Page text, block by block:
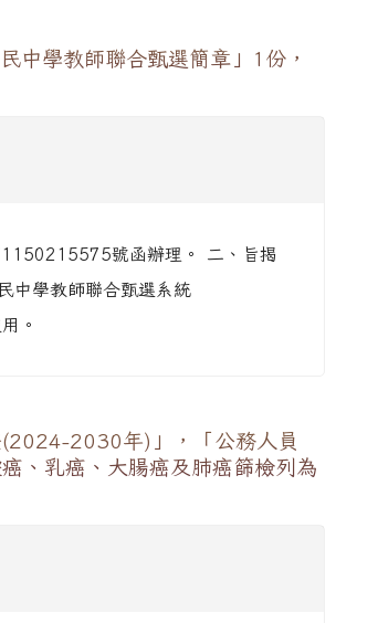
中學教師聯合甄選簡章」1份，
號函辦理。 二、旨揭
中學教師聯合甄選系統
。
2030年)」，「公務人員
、乳癌、大腸癌及肺癌篩檢列為